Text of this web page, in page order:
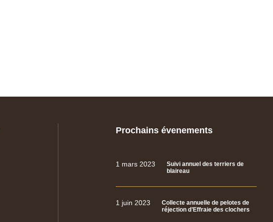
Prochains évenements
1 mars 2023
Suivi annuel des terriers de
blaireau
1 juin 2023
Collecte annuelle de pelotes de
réjection d’Effraie des clochers